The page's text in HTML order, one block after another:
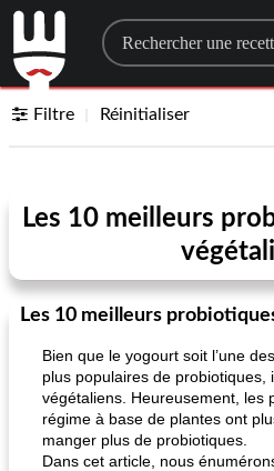
Search for a
Filtre Réinitialiser
Les 10 meilleurs
Les 10 meilleurs
Bien que le yogourt soit l’une
plus populaires de probiotiques,
végétaliens. Heureusement, les
régime à base de plantes ont
manger plus de probiotiques.
Dans cet article, nous